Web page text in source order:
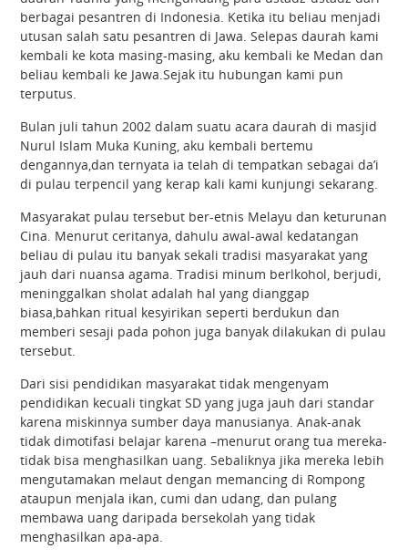
berbagai pesantren di Indonesia. Ketika itu beliau menjadi
utusan salah satu pesantren di Jawa. Selepas daurah kami
kembali ke kota masing-masing, aku kembali ke Medan dan
beliau kembali ke Jawa.Sejak itu hubungan kami pun
terputus.
Bulan juli tahun 2002 dalam suatu acara daurah di masjid
Nurul Islam Muka Kuning, aku kembali bertemu
dengannya,dan ternyata ia telah di tempatkan sebagai da’i
di pulau terpencil yang kerap kali kami kunjungi sekarang.
Masyarakat pulau tersebut ber-etnis Melayu dan keturunan
Cina. Menurut ceritanya, dahulu awal-awal kedatangan
beliau di pulau itu banyak sekali tradisi masyarakat yang
jauh dari nuansa agama. Tradisi minum berlkohol, berjudi,
meninggalkan sholat adalah hal yang dianggap
biasa,bahkan ritual kesyirikan seperti berdukun dan
memberi sesaji pada pohon juga banyak dilakukan di pulau
tersebut.
Dari sisi pendidikan masyarakat tidak mengenyam
pendidikan kecuali tingkat SD yang juga jauh dari standar
karena miskinnya sumber daya manusianya. Anak-anak
tidak dimotifasi belajar karena –menurut orang tua mereka-
tidak bisa menghasilkan uang. Sebaliknya jika mereka lebih
mengutamakan melaut dengan memancing di Rompong
ataupun menjala ikan, cumi dan udang, dan pulang
membawa uang daripada bersekolah yang tidak
menghasilkan apa-apa.